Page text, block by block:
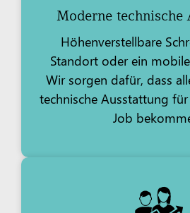
Moderne technische
Höhenverstellbare
Standort oder ein
Wir sorgen dafür, dass
technische Ausstattung
Job